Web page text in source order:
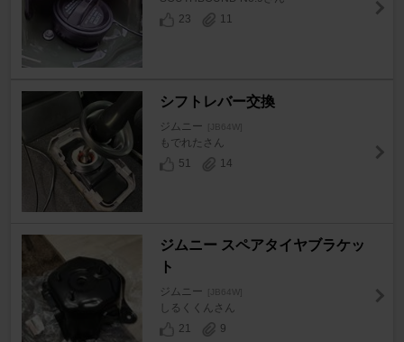
23
11
シフトレバー交換
ジムニー [JB64W]
もでれたさん
51
14
ジムニー スペアタイヤブラケッ
ト
ジムニー [JB64W]
しるくくんさん
21
9